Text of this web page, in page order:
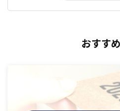
おすす